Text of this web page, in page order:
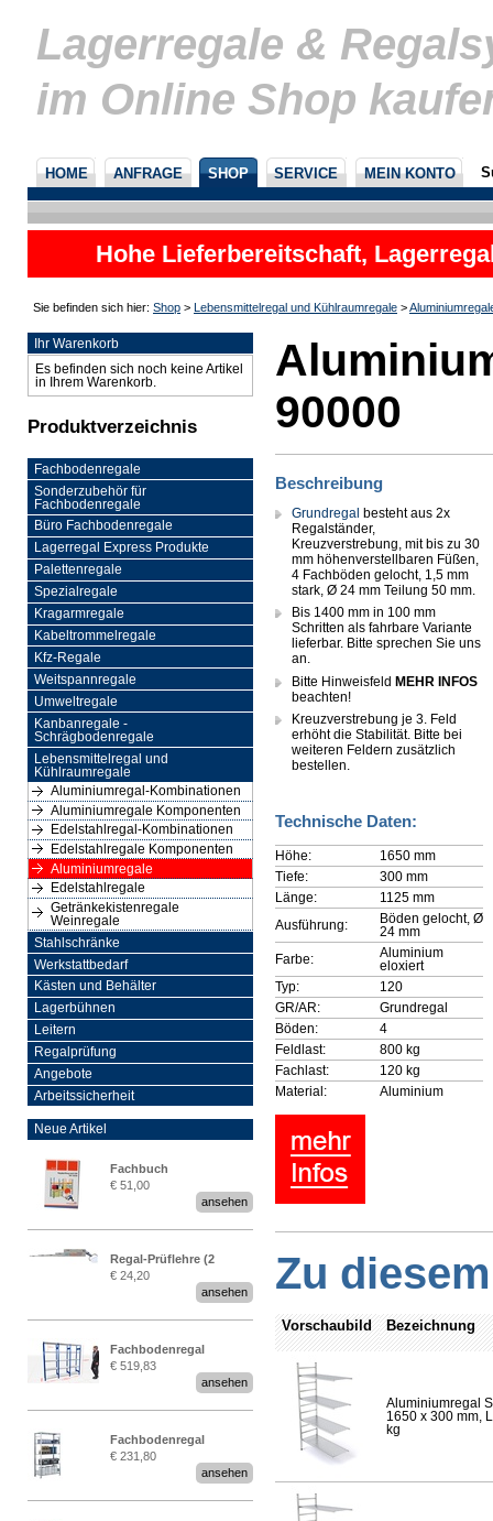
Lagerregale &
im Online Shop
HOME ANFRAGE SHOP SERVICE MEIN KONTO
Hohe Lieferbereitschaft,
nicht
Sie befinden sich hier: Shop > Lebensmittelregal und Kühlraumregale >
Ihr Warenkorb
Es befinden sich noch keine Artikel
in Ihrem Warenkorb.
Produktverzeichnis
Fachbodenregale
Sonderzubehör für
Fachbodenregale
Büro Fachbodenregale
Lagerregal Express Produkte
Palettenregale
Spezialregale
Kragarmregale
Kabeltrommelregale
Kfz-Regale
Weitspannregale
Umweltregale
Kanbanregale -
Schrägbodenregale
Lebensmittelregal und
Kühlraumregale
Aluminiumregal-Kombinationen
Aluminiumregale Komponenten
Edelstahlregal-Kombinationen
Edelstahlregale Komponenten
Aluminiumregale
Edelstahlregale
Getränkekistenregale
Weinregale
Stahlschränke
Werkstattbedarf
Kästen und Behälter
Lagerbühnen
Leitern
Regalprüfung
Angebote
Arbeitssicherheit
Neue Artikel
Fachbuch
„Regalprüfung nach DIN
€ 51,00
ansehen
Regal-Prüflehre (2
Stück)
€ 24,20
ansehen
Fachbodenregal
Stecksystem MultiPlus
2,25 Meter breit
€ 519,83
ansehen
Fachbodenregal
Stecksystem MultiPlus
€ 231,80
ansehen
90000
Beschreibung
Grundregal besteht aus 2x
Regalständer,
Kreuzverstrebung, mit bis zu 30
mm höhenverstellbaren Füßen,
4 Fachböden gelocht, 1,5 mm
stark, Ø 24 mm Teilung 50 mm.
Bis 1400 mm in 100 mm
Schritten als fahrbare Variante
lieferbar. Bitte sprechen Sie uns
an.
Bitte Hinweisfeld MEHR INFOS
beachten!
Kreuzverstrebung je 3. Feld
erhöht die Stabilität. Bitte bei
weiteren Feldern zusätzlich
bestellen.
Technische Daten:
Höhe:
1650 mm
Tiefe:
300 mm
Länge:
1125 mm
Ausführung:
Böden gelocht, Ø
24 mm
Farbe:
Aluminium
eloxiert
Typ:
120
GR/AR:
Grundregal
Böden:
4
Feldlast:
800 kg
Fachlast:
120 kg
Material:
Aluminium
Zu
Vorschaubild Bezeichnung
Aluminiumregal
1650 x 300 mm,
kg